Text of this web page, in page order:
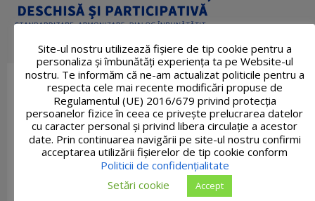
Site-ul nostru utilizează fişiere de tip cookie pentru a
personaliza și îmbunătăți experiența ta pe Website-ul
nostru. Te informăm că ne-am actualizat politicile pentru a
respecta cele mai recente modificări propuse de
Regulamentul (UE) 2016/679 privind protecția
persoanelor fizice în ceea ce privește prelucrarea datelor
cu caracter personal și privind libera circulație a acestor
date. Prin continuarea navigării pe site-ul nostru confirmi
acceptarea utilizării fişierelor de tip cookie conform
Politicii de confidențialitate
Setări cookie
Accept